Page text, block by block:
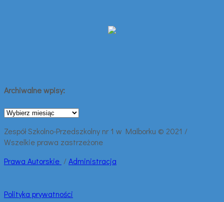
Archiwalne wpisy:
Archiwalne
Zespół Szkolno-Przedszkolny nr 1 w Malborku © 2021 /
Wszelkie prawa zastrzeżone
Prawa Autorskie /Administracja
Polityka prywatności